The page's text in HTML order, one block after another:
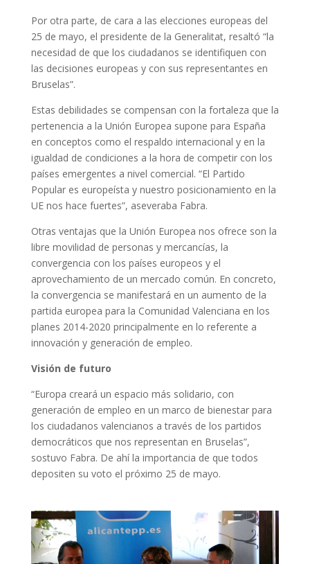
Por otra parte, de cara a las elecciones europeas del
25 de mayo, el presidente de la Generalitat, resaltó “la
necesidad de que los ciudadanos se identifiquen con
las decisiones europeas y con sus representantes en
Bruselas”.
Estas debilidades se compensan con la fortaleza que la
pertenencia a la Unión Europea supone para España
en conceptos como el respaldo internacional y en la
igualdad de condiciones a la hora de competir con los
países emergentes a nivel comercial. “El Partido
Popular es europeísta y nuestro posicionamiento en la
UE nos hace fuertes”, aseveraba Fabra.
Otras ventajas que la Unión Europea nos ofrece son la
libre movilidad de personas y mercancías, la
convergencia con los países europeos y el
aprovechamiento de un mercado común. En concreto,
la convergencia se manifestará en un aumento de la
partida europea para la Comunidad Valenciana en los
planes 2014-2020 principalmente en lo referente a
innovación y generación de empleo.
Visión de futuro
“Europa creará un espacio más solidario, con
generación de empleo en un marco de bienestar para
los ciudadanos valencianos a través de los partidos
democráticos que nos representan en Bruselas”,
sostuvo Fabra. De ahí la importancia de que todos
depositen su voto el próximo 25 de mayo.